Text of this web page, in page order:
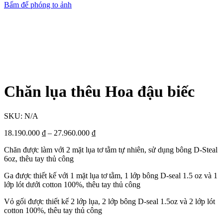
Bấm để phóng to ảnh
Chăn lụa thêu Hoa đậu biếc
SKU: N/A
18.190.000 ₫ – 27.960.000 ₫
Chăn được làm với 2 mặt lụa tơ tằm tự nhiên, sử dụng bông D-Steal
6oz, thêu tay thủ công
Ga được thiết kế với 1 mặt lụa tơ tằm, 1 lớp bông D-seal 1.5 oz và 1
lớp lót dưới cotton 100%, thêu tay thủ công
Vỏ gối được thiết kế 2 lớp lụa, 2 lớp bông D-seal 1.5oz và 2 lớp lót
cotton 100%, thêu tay thủ công